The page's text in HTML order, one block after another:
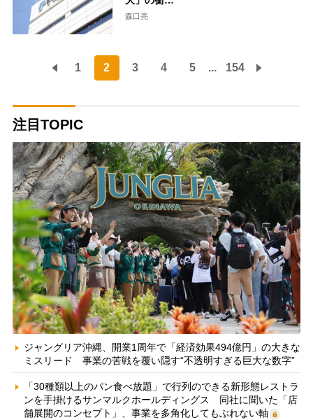
森口亮
1 2 3 4 5 ... 154
注目TOPIC
ジャングリア沖縄、開業1周年で「経済効果494億円」の大きな
ミスリード 事業の苦戦を覆い隠す“不透明すぎる巨大な数字”
「30種類以上のパン食べ放題」で行列のできる新形態レストラ
ンを手掛けるサンマルクホールディングス 同社に聞いた「店
舗展開のコンセプト」、事業を多角化してもぶれない軸